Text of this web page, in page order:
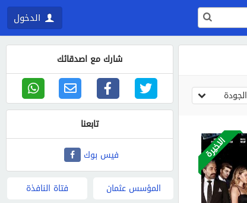
الدخول
الجودة
الاخيرة
شارك مع اصدقائك
تابعنا
فيس بوك
المؤسس عثمان
فتاة النافذة